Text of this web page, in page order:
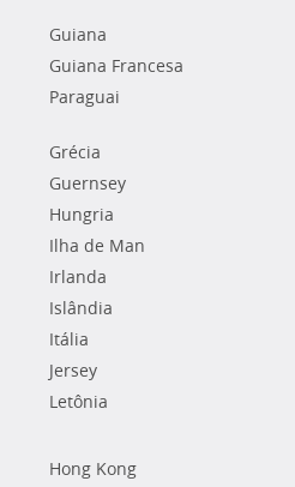
Guiana
Guiana Francesa
Paraguai
Grécia
Guernsey
Hungria
Ilha de Man
Irlanda
Islândia
Itália
Jersey
Letônia
Hong Kong